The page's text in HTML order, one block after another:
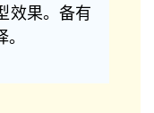
效果。备有